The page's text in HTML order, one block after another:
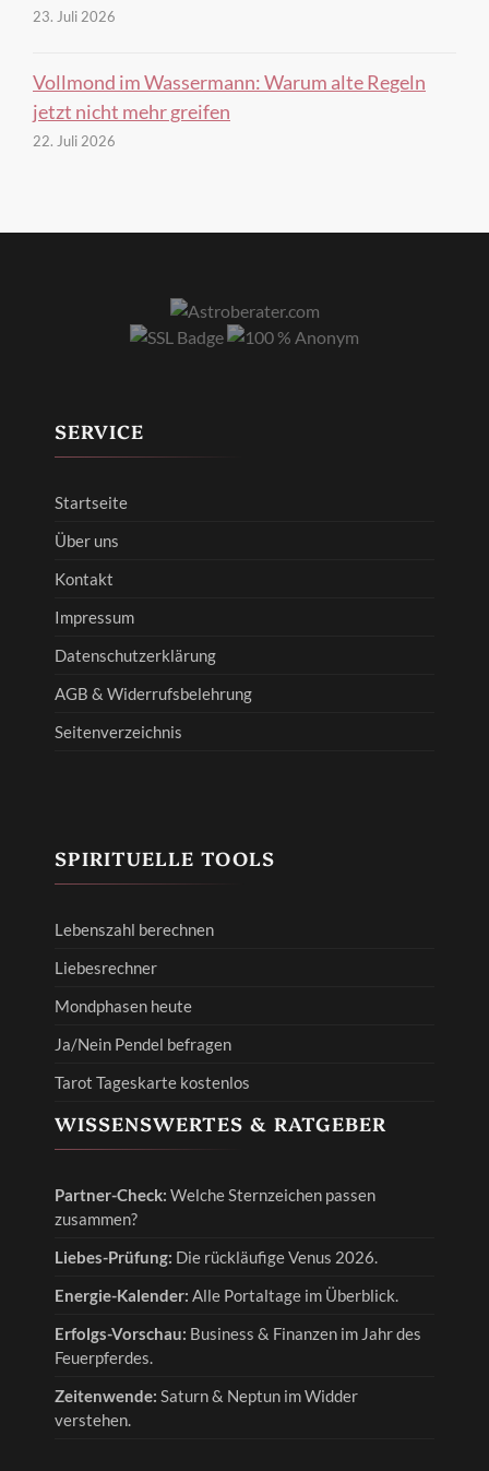
23. Juli 2026
Vollmond im Wassermann: Warum alte Regeln
jetzt nicht mehr greifen
22. Juli 2026
SERVICE
Startseite
Über uns
Kontakt
Impressum
Datenschutzerklärung
AGB & Widerrufsbelehrung
Seitenverzeichnis
SPIRITUELLE TOOLS
Lebenszahl berechnen
Liebesrechner
Mondphasen heute
Ja/Nein Pendel befragen
Tarot Tageskarte kostenlos
WISSENSWERTES & RATGEBER
Partner-Check: Welche Sternzeichen passen
zusammen?
Liebes-Prüfung: Die rückläufige Venus 2026.
Energie-Kalender: Alle Portaltage im Überblick.
Erfolgs-Vorschau: Business & Finanzen im Jahr des
Feuerpferdes.
Zeitenwende: Saturn & Neptun im Widder
verstehen.